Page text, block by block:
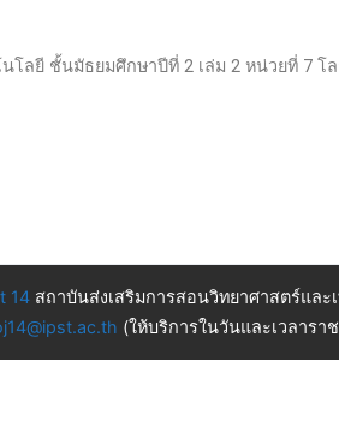
ลยี ชั้นมัธยมศึกษาปีที่ 2 เล่ม 2 หน่วยที่ 7
14 สถาบันส่งเสริมการสอนวิทยาศาสตร์และ
(ให้บริการในวันและเวลารา